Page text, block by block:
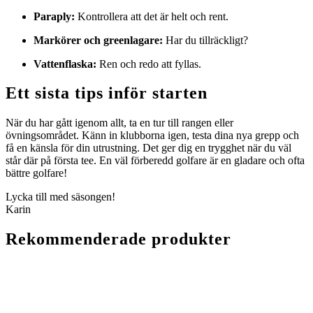
Paraply: Kontrollera att det är helt och rent.
Markörer och greenlagare: Har du tillräckligt?
Vattenflaska: Ren och redo att fyllas.
Ett sista tips inför starten
När du har gått igenom allt, ta en tur till rangen eller
övningsområdet. Känn in klubborna igen, testa dina nya grepp och
få en känsla för din utrustning. Det ger dig en trygghet när du väl
står där på första tee. En väl förberedd golfare är en gladare och ofta
bättre golfare!
Lycka till med säsongen!
Karin
Rekommenderade produkter